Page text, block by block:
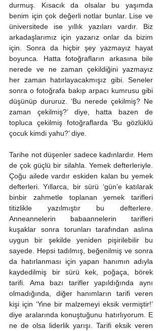
durmuş. Kısacık da olsalar bu yaşımda
benim için çok değerli notlar bunlar. Lise ve
üniversitede ise yıllık yazıları vardır. Biz
arkadaşlarımız için yazarız onlar da bizim
için. Sonra da hiçbir şey yazmayız hayat
boyunca. Hatta fotoğrafların arkasına bile
nerede ve ne zaman çekildiğini yazmayız
her zaman hatırlayacakmışız gibi. Seneler
sonra o fotoğrafa bakıp arpacı kumrusu gibi
düşünüp dururuz. ‘Bu nerede çekilmiş? Ne
zaman çekilmiş?’ diye, hatta bazen de
topluca çekilmiş fotoğraflarda ‘Bu gözlüklü
çocuk kimdi yahu?’ diye.
Tarihe not düşenler sadece kadınlardır. Hem
de çok güçlü bir silahla. Yemek defterleriyle.
Çoğu ailede vardır eskiden kalan bu yemek
defterleri. Yıllarca, bir sürü ‘gün’e katılarak
binbir zahmetle toplanan yemek tarifleri
titizlikle yazılmıştır bu defterlere.
Anneannelerin babaannelerin tarifleri
kuşaklar sonra torunları tarafından aslına
uygun bir şekilde yeniden pişirilebilir bu
sayede. Hepsi tadılmış, beğenilmiş ve sonra
da hatırlanması için yapan hanımın adıyla
kaydedilmiş bir sürü kek, poğaça, börek
tarifi. Ama bazı tarifler yapıldığında aynı
olmadığında, diğer hanımların tarifi veren
kişi için ‘Yine bir malzemeyi eksik vermiştir!’
diye aralarında konuştuğunu hatırlıyorum. E
ne de olsa liderlik yarışı. Tarifi eksik veren